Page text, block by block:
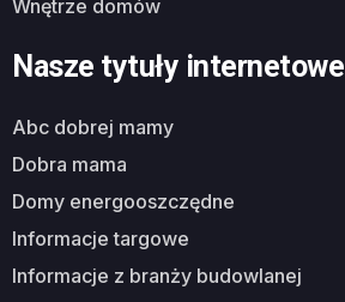
wnętrze domów
Nasze tytuły internetowe
abc dobrej mamy
dobra mama
domy energooszczędne
informacje targowe
informacje z branży budowlanej